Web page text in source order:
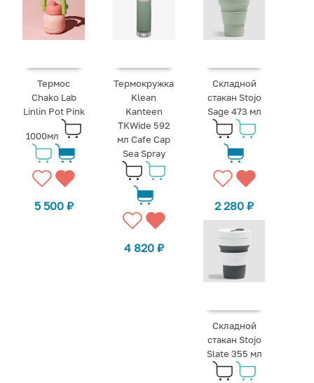
Термос
Chako Lab
Linlin Pot Pink
1000мл
5 500 ₽
Термокружка
Klean
Kanteen
TKWide 592
мл Cafe Cap
Sea Spray
4 820 ₽
Складной
стакан Stojo
Sage 473 мл
2 280₽
Складной
стакан Stojo
Slate 355 мл